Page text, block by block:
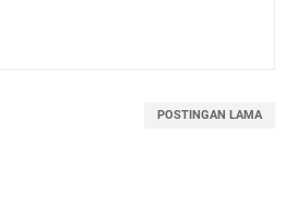
POSTINGAN LAMA